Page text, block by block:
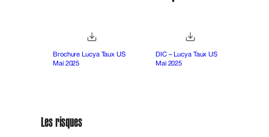
Brochure Lucya Taux US
Mai 2025
DIC – Lucya Taux US
Mai 2025
Les risques